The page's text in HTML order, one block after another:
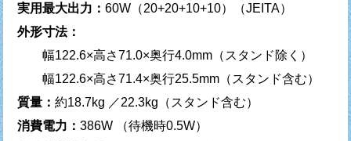
実用最大出力： 60W（20+20+10+10）（JEITA）
外形寸法：
幅122.6×高さ71.0×奥行4.0mm（スタンド除く）
幅122.6×高さ71.4×奥行25.5mm（スタンド含む）
質量： 約18.7kg ／22.3kg（スタンド含む）
消費電力： 386W （待機時0.5W）